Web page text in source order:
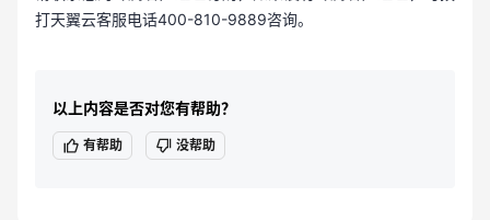
打天翼云客服电话400-810-9889咨询。
以上内容是否对您有帮助？
有帮助 没帮助